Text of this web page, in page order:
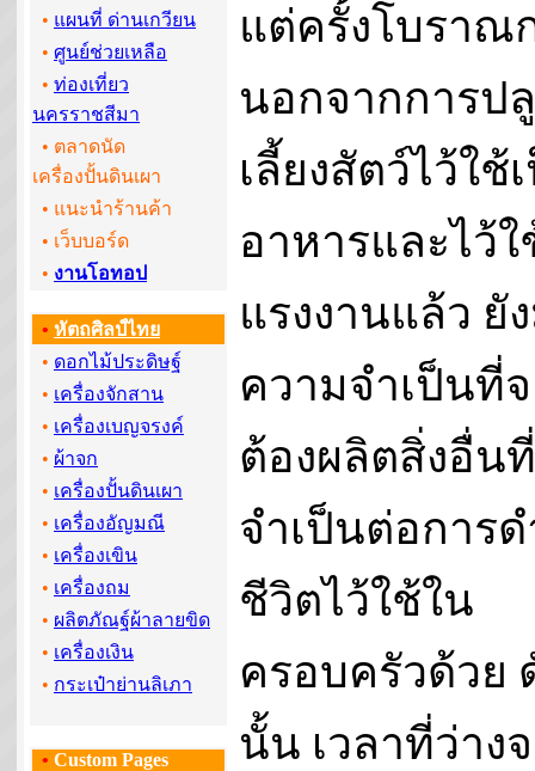
• แผนที่ ด่านเกวียน
• ศูนย์ช่วยเหลือ
• ท่องเที่ยว
นครราชสีมา
• ตลาดนัด
เครื่องปั้นดินเผา
• แนะนำร้านค้า
• เว็บบอร์ด
• งานโอทอป
• หัตถศิลป์ไทย
• ดอกไม้ประดิษฐ์
• เครื่องจักสาน
• เครื่องเบญจรงค์
• ผ้าจก
• เครื่องปั้นดินเผา
• เครื่องอัญมณี
• เครื่องเขิน
• เครื่องถม
• ผลิตภัณฐ์ผ้าลายขิด
• เครื่องเงิน
• กระเป๋าย่านลิเภา
• Custom Pages
แต่ครั้งโบราณ
นอกจากการป
เลี้ยงสัตว์ไว้ใช้
อาหารและไว้ใ
แรงงานแล้ว ยั
ความจำเป็นที่
ต้องผลิตสิ่งอื่นที่
จำเป็นต่อการด
ชีวิตไว้ใช้ใน
ครอบครัวด้วย
นั้น เวลาที่ว่าง